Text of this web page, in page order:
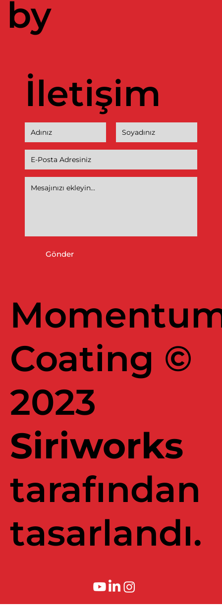
by
Gönder
İletişim
Coating ©
2023
Siriworks
tarafından
tasarlandı.